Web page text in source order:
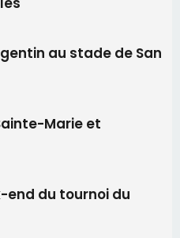
au stade de San
Marie et
end du tournoi du